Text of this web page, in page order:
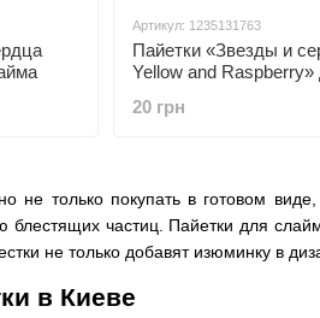
не только покупать в готовом
частиц. Пайетки для
не только добавят изюминку в
в Киеве
Артикул: 1235131763
Пайетки «Звезды и
Yellow and Raspberry»
20 грн